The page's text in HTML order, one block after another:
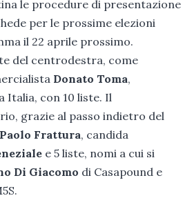
le procedure di presentazione
per le prossime elezioni
il 22 aprile prossimo.
del centrodestra, come
Donato Toma,
Italia, con 10 liste. Il
grazie al passo indietro del
Paolo Frattura, candida
e 5 liste, nomi a cui si
Di Giacomo di Casapound e